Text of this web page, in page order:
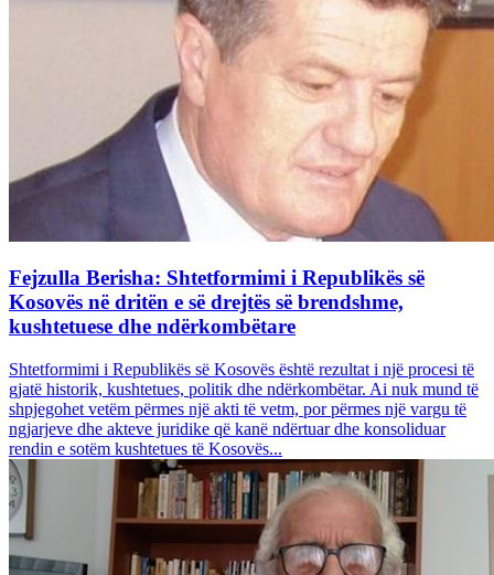
Fejzulla Berisha: Shtetformimi i Republikës së
Kosovës në dritën e së drejtës së brendshme,
kushtetuese dhe ndërkombëtare
Shtetformimi i Republikës së Kosovës është rezultat i një procesi të
gjatë historik, kushtetues, politik dhe ndërkombëtar. Ai nuk mund të
shpjegohet vetëm përmes një akti të vetm, por përmes një vargu të
ngjarjeve dhe akteve juridike që kanë ndërtuar dhe konsoliduar
rendin e sotëm kushtetues të Kosovës...